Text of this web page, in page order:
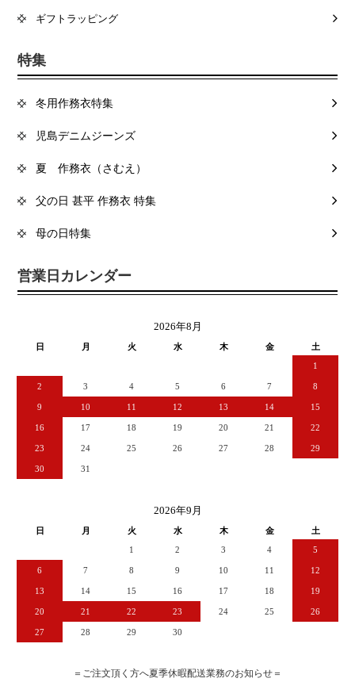
ギフトラッピング
特集
冬用作務衣特集
児島デニムジーンズ
夏 作務衣（さむえ）
父の日 甚平 作務衣 特集
母の日特集
営業日カレンダー
2026年8月
日 月 火 水 木 金
土
1
2 3 4 5 6 7 8
9 10 11 12 13 14 15
16 17 18 19 20 21 22
23 24 25 26 27 28 29
30 31
2026年9月
日 月 火 水 木 金
土
1
2 3 4 5
6 7 8 9 10 11 12
13 14 15 16 17 18 19
20 21 22 23 24 25 26
27 28 29 30
＝ご注文頂く方へ夏季休暇配送業務のお知らせ＝